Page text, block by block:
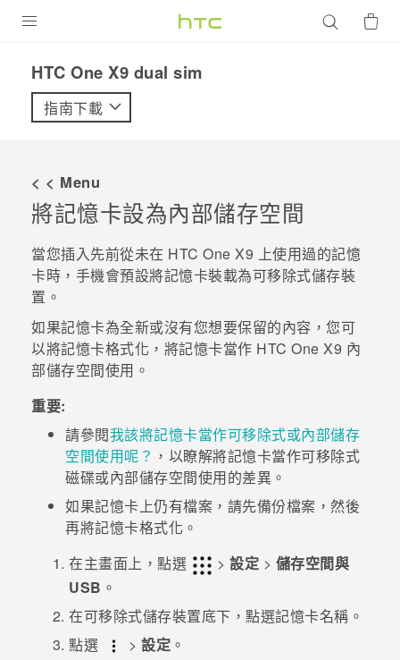
VIVE
配件
優惠專區
焦點訊息
校園專案
銷售門市
銷售通路
支援服務
VIVELAND
HTC One X9 dual sim‎
指南下載
< < Menu
將記憶卡設為內部儲存空間
當您插入先前從未在 HTC One X9 上使用過的記憶
卡時，手機會預設將記憶卡裝載為可移除式儲存裝
置。
如果記憶卡為全新或沒有您想要保留的內容，您可
以將記憶卡格式化，將記憶卡當作 HTC One X9 內
部儲存空間使用。
重要:
請參閱我該將記憶卡當作可移除式或內部儲存
空間使用呢？ ，以瞭解將記憶卡當作可移除式
磁碟或內部儲存空間使用的差異。
如果記憶卡上仍有檔案，請先備份檔案，然後
再將記憶卡格式化。
在主畫面上，點選 > 設定 > 儲存空間與
USB 。
在可移除式儲存裝置底下，點選記憶卡名稱。
點選
> 設定 。